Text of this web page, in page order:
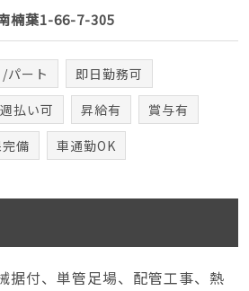
楠葉1-66-7-305
パート
即日勤務可
払い可 昇給有
賞与有
備 車通勤OK
据付、単管足場、配管工事、熱